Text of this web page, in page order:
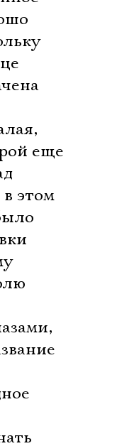
еще
этом